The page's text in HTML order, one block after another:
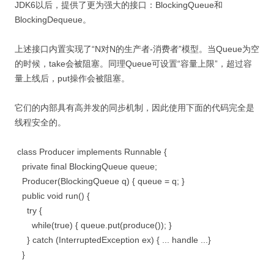
JDK6以后，提供了更为强大的接口：BlockingQueue和
BlockingDequeue。
上述接口内置实现了“N对N的生产者-消费者”模型。当Queue为空
的时候，take会被阻塞。同理Queue可设置“容量上限”，超过容
量上线后，put操作会被阻塞。
它们的内部具有高并发的同步机制，因此使用下面的代码完全是
线程安全的。
class Producer implements Runnable {
private final BlockingQueue queue;
Producer(BlockingQueue q) { queue = q; }
public void run() {
try {
while(true) { queue.put(produce()); }
} catch (InterruptedException ex) { ... handle ...}
}